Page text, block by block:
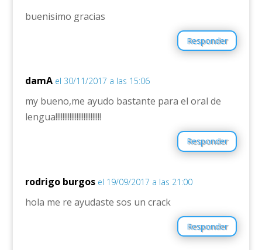
buenisimo gracias
Responder
damA el 30/11/2017 a las 15:06
my bueno,me ayudo bastante para el oral de
lengua!!!!!!!!!!!!!!!!!!!!!!!!!!
Responder
rodrigo burgos el 19/09/2017 a las 21:00
hola me re ayudaste sos un crack
Responder